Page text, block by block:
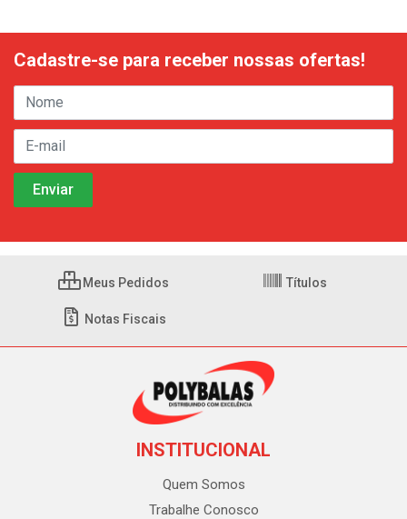
Cadastre-se para receber nossas ofertas!
Meus Pedidos Títulos
Notas Fiscais
INSTITUCIONAL
Quem Somos
Trabalhe Conosco